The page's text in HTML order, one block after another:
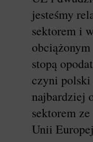
jesteśmy
sektorem i
stopą
czyni polski
najbardziej
sektorem
Unii